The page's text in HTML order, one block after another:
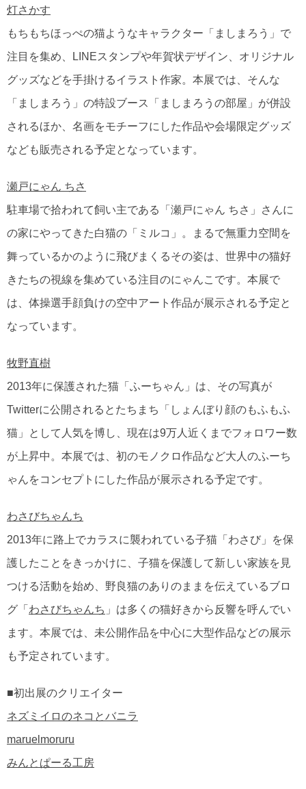
灯さかす
もちもちほっぺの猫ようなキャラクター「ましまろう」で
注目を集め、LINEスタンプや年賀状デザイン、オリジナル
グッズなどを手掛けるイラスト作家。本展では、そんな
「ましまろう」の特設ブース「ましまろうの部屋」が併設
されるほか、名画をモチーフにした作品や会場限定グッズ
なども販売される予定となっています。
瀬戸にゃん ちさ
駐車場で拾われて飼い主である「瀬戸にゃん ちさ」さんに
の家にやってきた白猫の「ミルコ」。まるで無重力空間を
舞っているかのように飛びまくるその姿は、世界中の猫好
きたちの視線を集めている注目のにゃんこです。本展で
は、体操選手顔負けの空中アート作品が展示される予定と
なっています。
牧野直樹
2013年に保護された猫「ふーちゃん」は、その写真が
Twitterに公開されるとたちまち「しょんぼり顔のもふもふ
猫」として人気を博し、現在は9万人近くまでフォロワー数
が上昇中。本展では、初のモノクロ作品など大人のふーち
ゃんをコンセプトにした作品が展示される予定です。
わさびちゃんち
2013年に路上でカラスに襲われている子猫「わさび」を保
護したことをきっかけに、子猫を保護して新しい家族を見
つける活動を始め、野良猫のありのままを伝えているブロ
グ「 わさびちゃんち 」は多くの猫好きから反響を呼んでい
ます。本展では、未公開作品を中心に大型作品などの展示
も予定されています。
■初出展のクリエイター
ネズミイロのネコとバニラ
maruelmoruru
みんとぱーる工房